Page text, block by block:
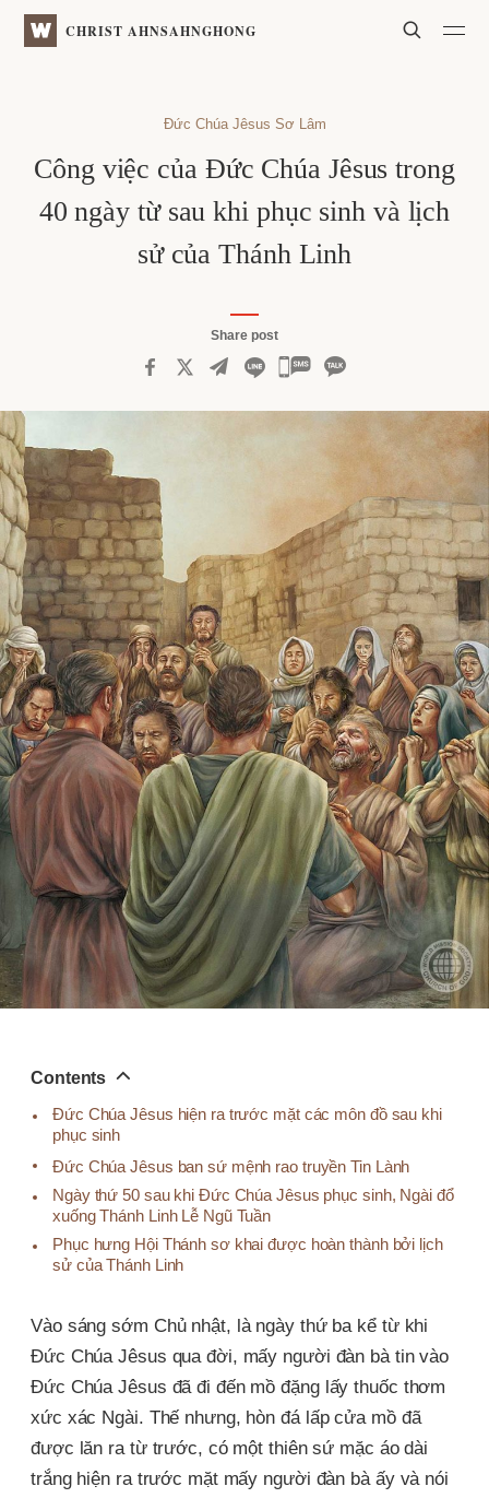
WATVCHRIST AHNSAHNGHONG Search
Đức Chúa Jêsus Sơ Lâm
Công việc của Đức Chúa Jêsus trong
40 ngày từ sau khi phục sinh và lịch
sử của Thánh Linh
Share post
카
Contents
Đức Chúa Jêsus hiện ra trước mặt các môn đồ sau khi
phục sinh
Đức Chúa Jêsus ban sứ mệnh rao truyền Tin Lành
Ngày thứ 50 sau khi Đức Chúa Jêsus phục sinh, Ngài đổ
xuống Thánh Linh Lễ Ngũ Tuần
Phục hưng Hội Thánh sơ khai được hoàn thành bởi lịch
sử của Thánh Linh
Vào sáng sớm Chủ nhật, là ngày thứ ba kể từ khi
Đức Chúa Jêsus qua đời, mấy người đàn bà tin vào
Đức Chúa Jêsus đã đi đến mồ đặng lấy thuốc thơm
xức xác Ngài. Thế nhưng, hòn đá lấp cửa mồ đã
được lăn ra từ trước, có một thiên sứ mặc áo dài
trắng hiện ra trước mặt mấy người đàn bà ấy và nói